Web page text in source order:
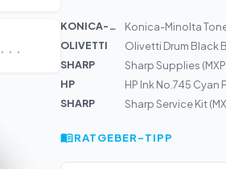
...
KONICA-MIN...
Konica-Minolta
OLIVETTI
Olivetti Drum Black
SHARP
Sharp Supplies
HP
HP Ink No.745 Cyan
SHARP
Sharp Service Kit
RATGEBER-TIPP